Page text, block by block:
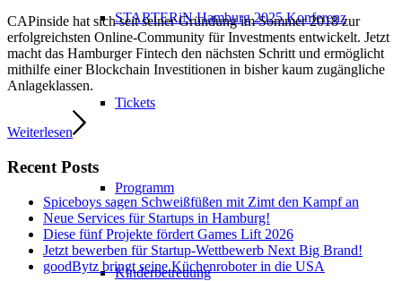
STARTERiN Hamburg 2025 Konferenz
Tickets
Programm
Kinderbetreuung
CAPinside hat sich seit seiner Gründung im Sommer 2018 zur
erfolgreichsten Online-Community für Investments entwickelt. Jetzt
macht das Hamburger Fintech den nächsten Schritt und ermöglicht
mithilfe einer Blockchain Investitionen in bisher kaum zugängliche
Anlageklassen.
Weiterlesen
Recent Posts
Spiceboys sagen Schweißfüßen mit Zimt den Kampf an
Neue Services für Startups in Hamburg!
Diese fünf Projekte fördert Games Lift 2026
Jetzt bewerben für Startup-Wettbewerb Next Big Brand!
goodBytz bringt seine Küchenroboter in die USA